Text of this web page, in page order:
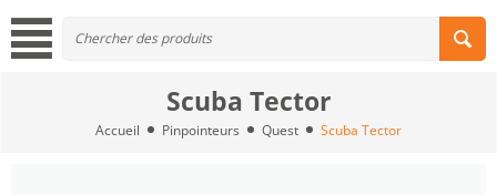
Scuba Tector
Accueil Pinpointeurs Quest Scuba Tector